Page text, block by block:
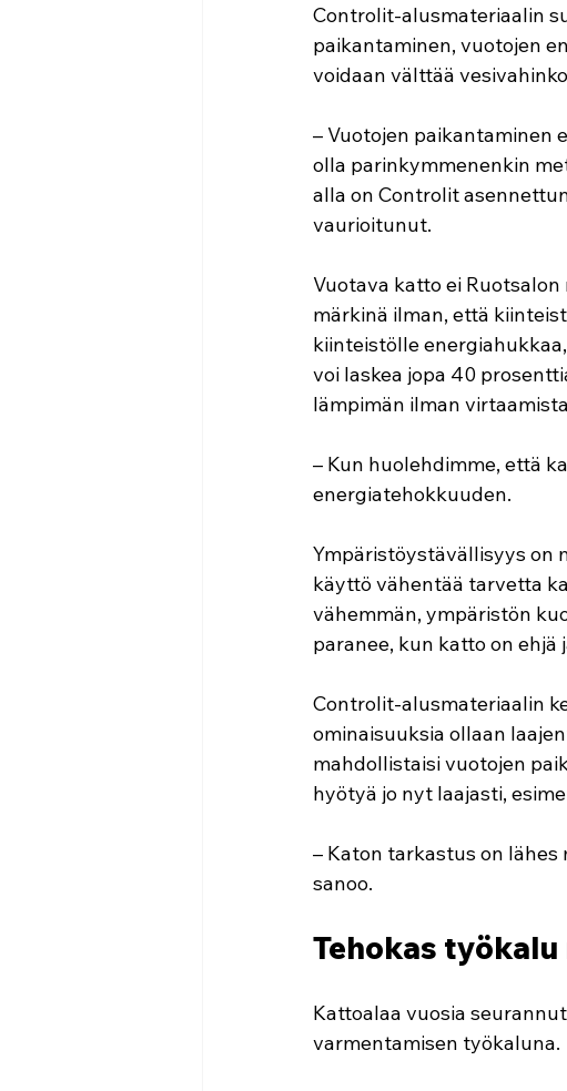
Controlit-alusmateriaalin
paikantaminen, vuotojen
voidaan välttää
– Vuotojen paikantaminen
olla parinkymmenenkin
alla on Controlit
vaurioitunut.
Vuotava katto ei
märkinä ilman, että
kiinteistölle
voi laskea jopa 40
lämpimän ilman
– Kun huolehdimme, että
energiatehokkuuden.
Ympäristöystävällisyys on
käyttö vähentää tarvetta
vähemmän, ympäristön
paranee, kun katto on
Controlit-alusmateriaalin
ominaisuuksia ollaan
mahdollistaisi vuotojen
hyötyä jo nyt laajasti,
– Katon tarkastus on
sanoo.
Tehokas
Kattoalaa vuosia
varmentamisen työkaluna.